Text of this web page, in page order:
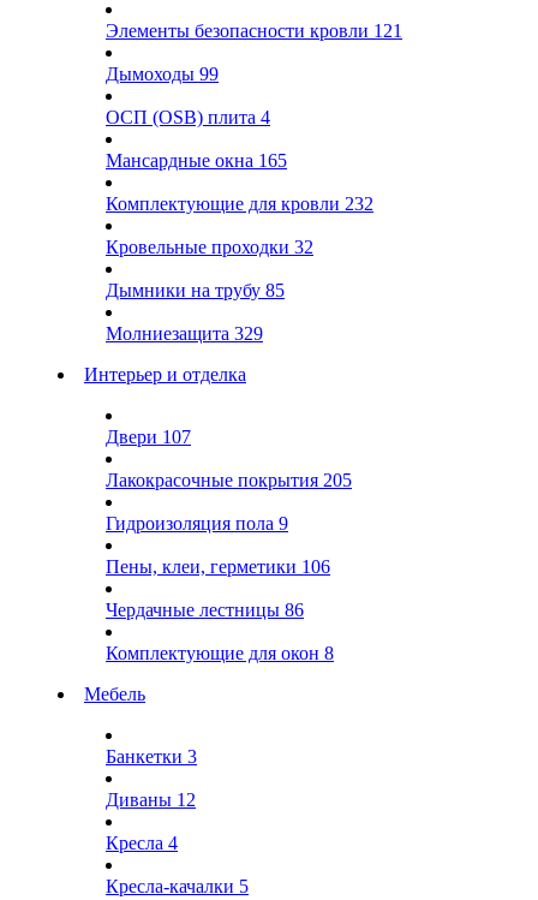
Элементы безопасности кровли 121
Дымоходы 99
ОСП (OSB) плита 4
Мансардные окна 165
Комплектующие для кровли 232
Кровельные проходки 32
Дымники на трубу 85
Молниезащита 329
Интерьер и отделка
Двери 107
Лакокрасочные покрытия 205
Гидроизоляция пола 9
Пены, клеи, герметики 106
Чердачные лестницы 86
Комплектующие для окон 8
Мебель
Банкетки 3
Диваны 12
Кресла 4
Кресла-качалки 5